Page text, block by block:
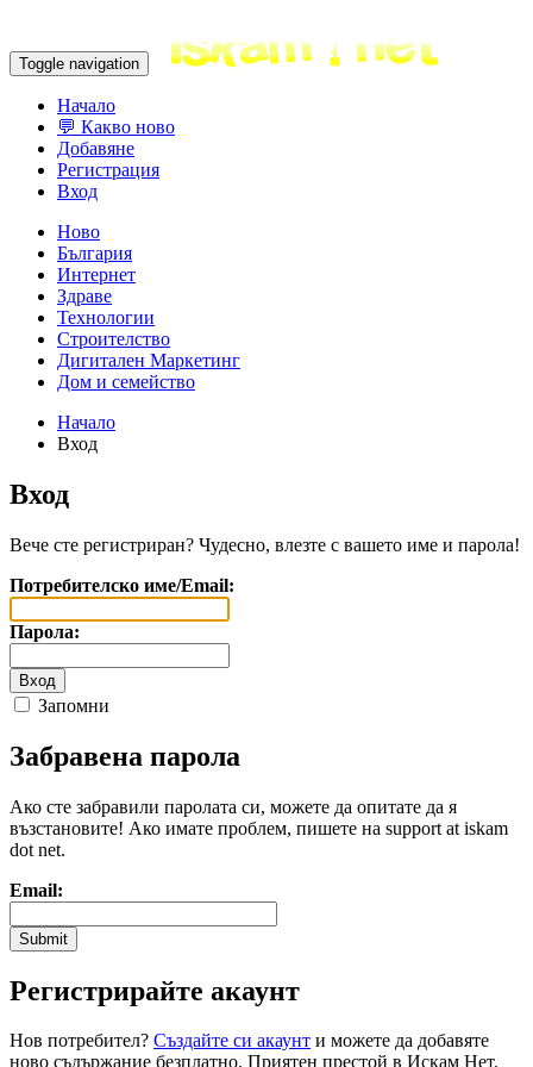
Toggle navigation
Начало
💬 Какво ново
Добавяне
Регистрация
Вход
Ново
България
Интернет
Здраве
Технологии
Строителство
Дигитален Маркетинг
Дом и семейство
Начало
Вход
Вход
Вече сте регистриран? Чудесно, влезте с вашето име и парола!
Потребителско име/Email:
Парола:
Запомни
Забравена парола
Ако сте забравили паролата си, можете да опитате да я
възстановите! Ако имате проблем, пишете на support at iskam
dot net.
Email:
Регистрирайте акаунт
Нов потребител? Създайте си акаунт и можете да добавяте
ново съдържание безплатно. Приятен престой в Искам Нет.